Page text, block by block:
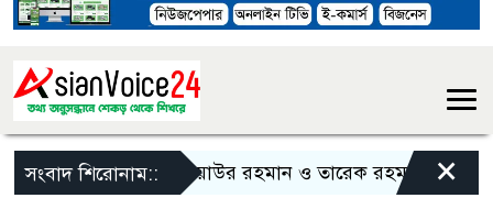
সংবাদ শিরোনাম::জিয়াউর রহমান ও তারেক রহমানকে নিয়ে
×